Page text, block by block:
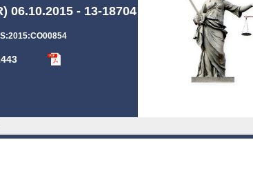
06.10.2015 - 13-18704